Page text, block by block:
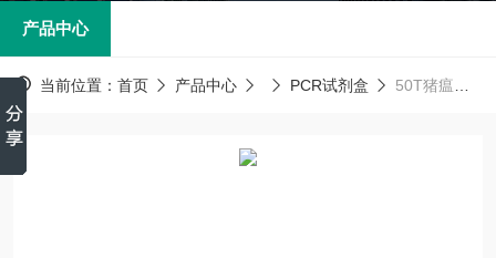
产品中心
当前位置： 首页 产品中心 PCR试剂盒 50T猪瘟病毒兔弱化疫苗株PCR试剂盒